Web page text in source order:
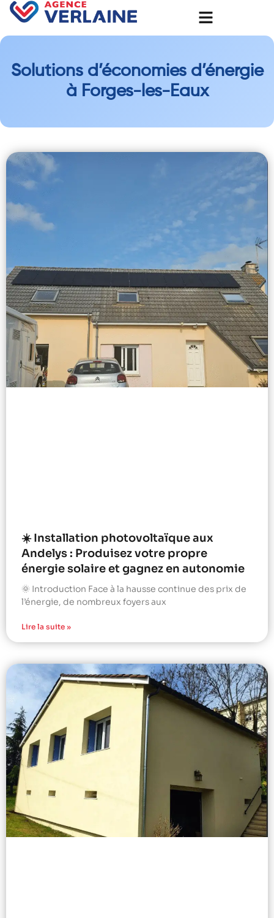
Solutions d’économies d’énergie
à Forges-les-Eaux
☀️ Installation photovoltaïque aux
Andelys : Produisez votre propre
énergie solaire et gagnez en autonomie
🌞 Introduction Face à la hausse continue des prix de
l’énergie, de nombreux foyers aux
Lire la suite »